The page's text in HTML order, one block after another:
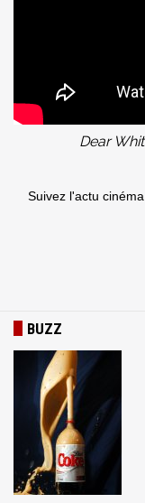
Dear
Suivez l'actu
BUZZ